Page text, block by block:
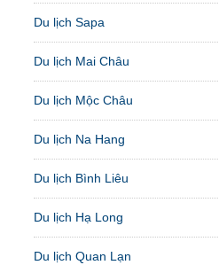
Du lịch Sapa
Du lịch Mai Châu
Du lịch Mộc Châu
Du lịch Na Hang
Du lịch Bình Liêu
Du lịch Hạ Long
Du lịch Quan Lạn